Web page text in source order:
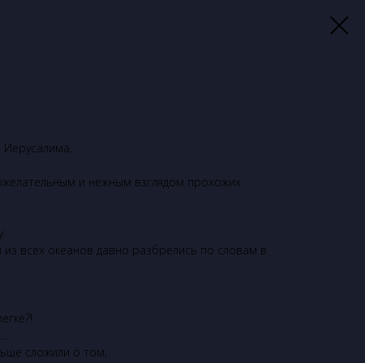
и нежным взглядом прохожих
из всех океанов давно разбрелись по словам в
сложили о том,